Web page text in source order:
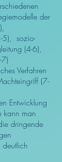
der
5), sozio-
(4-6),
Verfahren
(7-
Entwicklung
kann man
dringende
deutlich